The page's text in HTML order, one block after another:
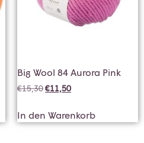
Big Wool 84 Aurora Pink
€15,30€11,50
In den Warenkorb